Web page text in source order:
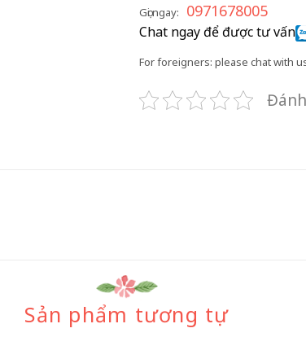
Gọi ngay: 0971678005
Chat ngay để được tư vấn
For foreigners: please chat with
Sản phẩm tương tự